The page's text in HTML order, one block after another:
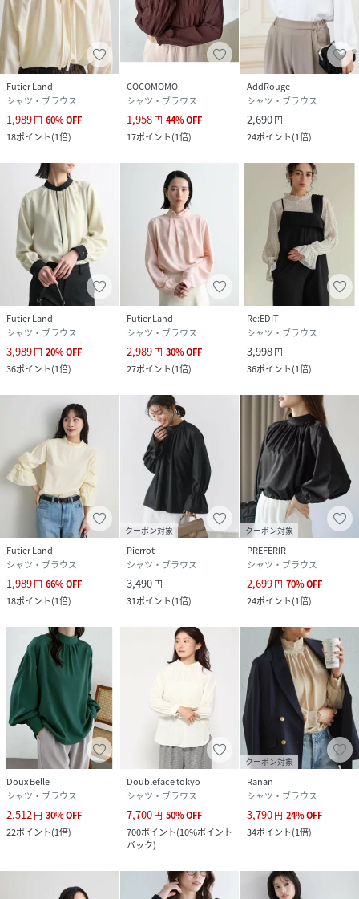
少異なったお色に見える場合も御座いますので予めご了承下
さいませ。
モデル着用画像はサンプルのため、色味やサイズ等の仕様に
多少の変更がある場合がございます。
バンドカラー
ボウタイリボン
原産国
素材 ポリエステル:100％
サイズ F、XL
品番
EY1537_10201202
10201202-022-0 EY1537
Futier Land
シャツ・ブラウス
1,989円 60%OFF
18ポイント(1倍)
COCOMOMO
シャツ・ブラウス
1,958円 44%OFF
17ポイント(1倍)
AddRouge
シャツ・ブラウス
2,690円
24ポイント(1倍)
Futier Land
シャツ・ブラウス
3,989円 20%OFF
36ポイント(1倍)
Futier Land
シャツ・ブラウス
2,989円 30%OFF
27ポイント(1倍)
Re:EDIT
シャツ・ブラウス
3,998円
36ポイント(1倍)
Futier Land
シャツ・ブラウス
1,989円 66%OFF
18ポイント(1倍)
クーポン対象
Pierrot
シャツ・ブラウス
3,490円
31ポイント(1倍)
クーポン対象
PREFERIR
シャツ・ブラウス
2,699円 70%OFF
24ポイント(1倍)
Doux Belle
シャツ・ブラウス
2,512円 30%OFF
22ポイント(1倍)
Doubleface tokyo
シャツ・ブラウス
7,700円 50%OFF
700ポイント(10%ポイント
バック)
クーポン対象
Ranan
シャツ・ブラウス
3,790円 24%OFF
34ポイント(1倍)